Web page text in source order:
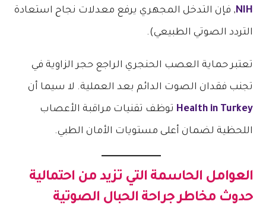
NIH, فإن التدخل المجهري يرفع معدلات نجاح استعادة
التردد الصوتي الطبيعي).
تعتبر حماية العصب الحنجري الراجع حجر الزاوية في
تجنب فقدان الصوت الدائم بعد العملية. لا سيما أن
Health in Turkey توظف تقنيات مراقبة الأعصاب
اللحظية لضمان أعلى مستويات الأمان الطبي.
العوامل الحاسمة التي تزيد من احتمالية
حدوث مخاطر جراحة الحبال الصوتية